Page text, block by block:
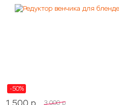
-50%
3 000 p